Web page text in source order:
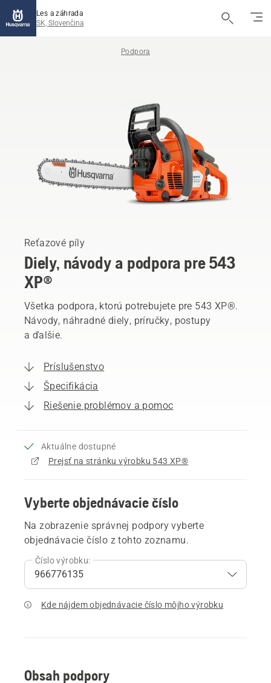
Les a záhrada
SK, Slovenčina
Podpora
Reťazové píly
Diely, návody a podpora pre 543
XP®
Všetka podpora, ktorú potrebujete pre 543 XP®.
Návody, náhradné diely, príručky, postupy
a ďalšie.
Príslušenstvo
Špecifikácia
Riešenie problémov a pomoc
Aktuálne dostupné
Prejsť na stránku výrobku 543 XP®
Vyberte objednávacie číslo
Na zobrazenie správnej podpory vyberte
objednávacie číslo z tohto zoznamu.
Číslo výrobku:
Kde nájdem objednávacie číslo môjho výrobku
Obsah podpory